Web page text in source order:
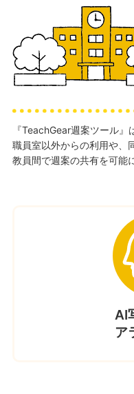
『TeachGear週案ツール
職員室以外からの利用や、
教員間で週案の共有を可能
AI
ア